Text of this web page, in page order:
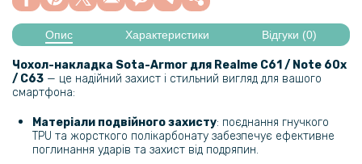
299 грн
Гідрогелева плівка iNobi Matte для Realme Note 60x​​ на задню
159 грн
Захисне скло Full Screen Tempered Glass для Realme Note 60 / 60X
Опис Характеристики Відгуки (0)
Чохол-накладка Sota-Armor для Realme C61 / Note 60x
/ C63​ — це надійний захист і стильний вигляд для вашого
смартфона:
Матеріали подвійного захисту: поєднання гнучкого
TPU та жорсткого полікарбонату забезпечує ефективне
поглинання ударів та захист від подряпин.